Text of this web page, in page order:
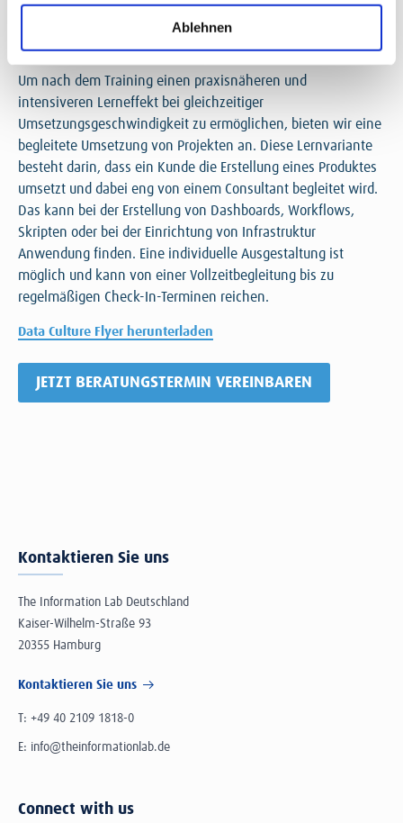
Ablehnen
BEGLEITUNG VON LÄNGEREN PROJEKTEN
Project Mentoring
Um nach dem Training einen praxisnäheren und
intensiveren Lerneffekt bei gleichzeitiger
Umsetzungsgeschwindigkeit zu ermöglichen, bieten wir eine
begleitete Umsetzung von Projekten an. Diese Lernvariante
besteht darin, dass ein Kunde die Erstellung eines Produktes
umsetzt und dabei eng von einem Consultant begleitet wird.
Das kann bei der Erstellung von Dashboards, Workflows,
Skripten oder bei der Einrichtung von Infrastruktur
Anwendung finden. Eine individuelle Ausgestaltung ist
möglich und kann von einer Vollzeitbegleitung bis zu
regelmäßigen Check-In-Terminen reichen.
Data Culture Flyer herunterladen
JETZT BERATUNGSTERMIN VEREINBAREN
Kontaktieren Sie uns
The Information Lab Deutschland
Kaiser-Wilhelm-Straße 93
20355 Hamburg
Kontaktieren Sie uns
T: +49 40 2109 1818-0
E: info@theinformationlab.de
Connect with us